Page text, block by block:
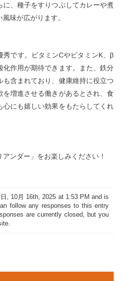
に、種子をすりつぶしてカレーや煮
味が広がります。
秀です。ビタミンCやビタミンK、β
化作用が期待できます。また、鉄分
含まれており、健康維持に役立つ
増進させる働きがあるとされ、食
心にも嬉しい効果をもたらしてくれ
ンダー」をお楽しみください！
, 10月 16th, 2025 at 1:53 PM and is
follow any responses to this entry
are currently closed, but you